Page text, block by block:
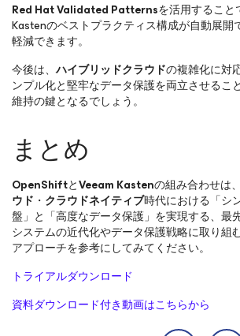
Red Hat Validated Patternsを活用すること
Kastenのベストプラクティス構成が自動展開
軽減できます。
今後は、ハイブリッドクラウドの複雑化に対
ンプル化と堅牢なデータ保護を両立させるこ
維持の鍵となるでしょう。
まとめ
OpenShiftとVeeam Kastenの組み合わせは
ウド ・ クラウドネイティブ時代における「シ
盤」と「高度なデータ保護」を実現する、最
システムの近代化やデータ保護戦略に取り組
アプローチを参考にしてみてください。
トライアルダウンロード
資料ダウンロード付き動画はこちらから